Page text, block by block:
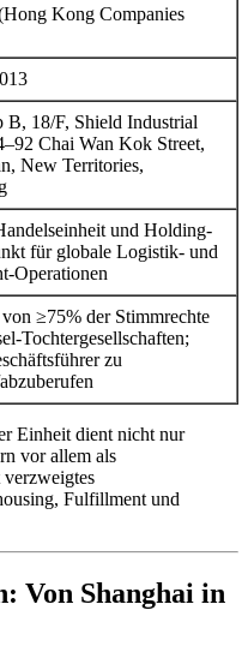
Kong Companies
B, 18/F, Shield Industrial
Chai Wan Kok Street,
New Territories,
und Holding-
für globale Logistik- und
Operationen
≥75% der Stimmrechte
Tochtergesellschaften;
zu
Einheit dient nicht nur
vor allem als
Fulfillment und
Von Shanghai in